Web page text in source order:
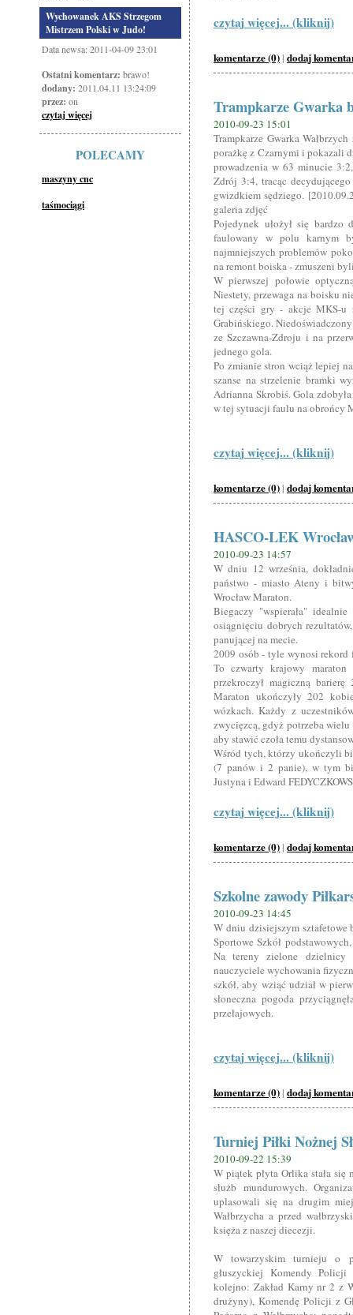
Wychowanek AKS Strzegom
Mistrzem Polski w Judo!
Data newsa: 2011-04-09 23:01
Ostatni komentarz: brawo!
dodany: 2011.04.11 13:24:09
przez: on
czytaj więcej
POLECAMY
maszyny cnc
taśmociągi
czytaj więcej... (kliknij)
komentarze (0) | dodaj
Trampkarze Gwarka
2010-09-23 15:01
Trampkarze Gwarka
porażkę z Czarnymi i pokazali
prowadzenia w 63 minucie
Zdrój 3:4, tracąc
gwizdkiem sędziego.
galeria zdjęć
Pojedynek ułożył się
faulowany w polu karnym
najmniejszych problemów
na remont boiska - zmuszeni
W pierwszej połowie
Niestety, przewaga na boisku
tej części gry - akcje MKS-u
Grabińskiego.
ze Szczawna-Zdroju i na
jednego gola.
Po zmianie stron wciąż lepiej
szanse na strzelenie bramki
Adrianna Skrobiś. Gola
w tej sytuacji faulu na obrońcy
czytaj więcej... (kliknij)
komentarze (0) | dodaj
HASCO-LEK
2010-09-23 14:57
W dniu 12 września,
państwo - miasto Ateny i
Wrocław Maraton.
Biegaczy "wspierała"
osiągnięciu dobrych
panującej na mecie.
2009 osób - tyle wynosi rekord
To czwarty krajowy
przekroczył magiczną
Maraton ukończyły 202
wózkach. Każdy z
zwycięzcą, gdyż potrzeba
aby stawić czoła temu
Wśród tych, którzy ukończyli
(7 panów i 2 panie), w tym
Justyna i Edward
czytaj więcej... (kliknij)
komentarze (0) | dodaj
Szkolne zawody
2010-09-23 14:45
W dniu dzisiejszym sztafetowe
Sportowe Szkół
Na tereny zielone
nauczyciele wychowania
szkół, aby wziąć udział w
słoneczna pogoda
przełajowych.
czytaj więcej... (kliknij)
komentarze (0) | dodaj
Turniej Piłki Nożnej
2010-09-22 15:39
W piątek płyta Orlika stała
służb mundurowych.
uplasowali się na drugim
Wałbrzycha a przed
księża z naszej diecezji.
W towarzyskim turnieju o
głuszyckiej Komendy Policji
kolejno: Zakład Karny nr 2 z
drużyny), Komendę Policji z